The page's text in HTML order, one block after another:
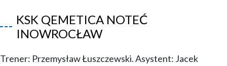
KSK QEMETICA NOTEĆ
INOWROCŁAW
Trener: Przemysław Łuszczewski. Asystent: Jacek